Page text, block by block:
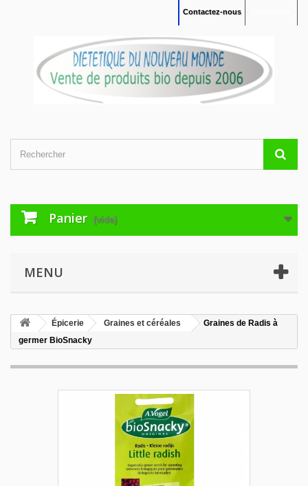
Contactez-nous
Panier (vide)
MENU
Épicerie Graines et céréales
Graines de Radis à
germer BioSnacky